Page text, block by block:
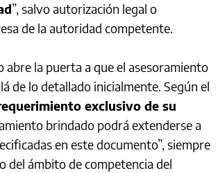
”, salvo autorización legal o
de la autoridad competente.
abre la puerta a que el asesoramiento
de lo detallado inicialmente. Según el
exclusivo de su
brindado podrá extenderse a
en este documento”, siempre
del ámbito de competencia del